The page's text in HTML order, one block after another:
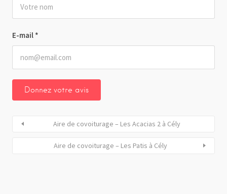
E-mail *
Aire de covoiturage – Les Acacias 2 à Cély
Aire de covoiturage – Les Patis à Cély